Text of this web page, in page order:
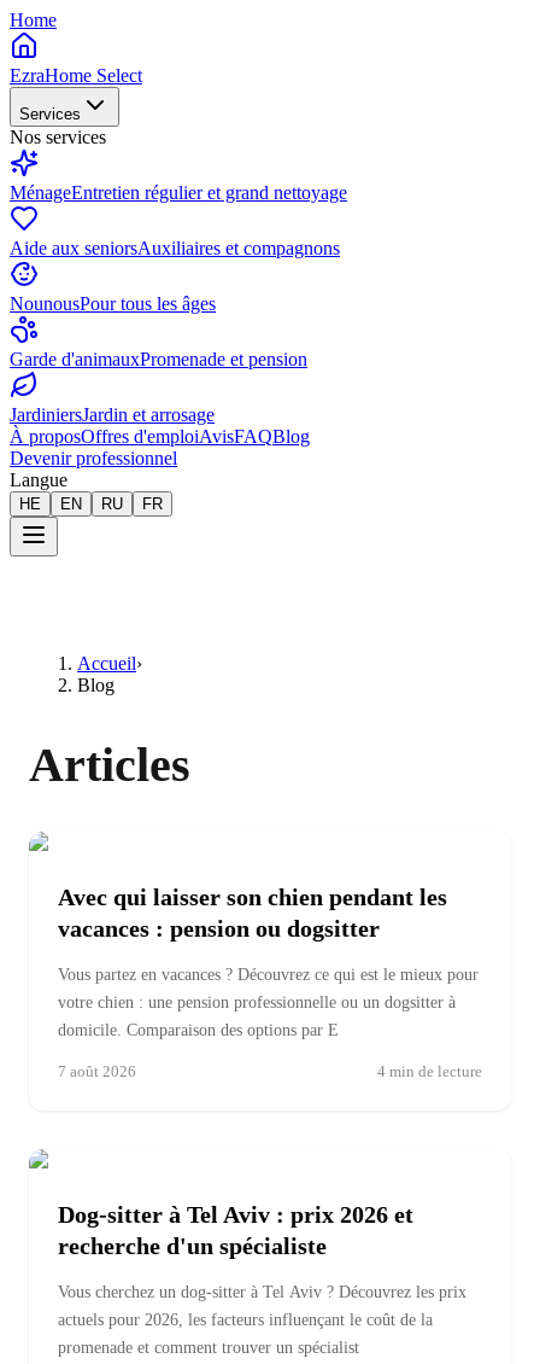
Home
EzraHome Select
Services
Nos services
MénageEntretien régulier et grand nettoyage
Aide aux seniorsAuxiliaires et compagnons
NounousPour tous les âges
Garde d'animauxPromenade et pension
JardiniersJardin et arrosage
À proposOffres d'emploiAvisFAQBlog
Devenir professionnel
Langue
HE EN RU FR
Accueil›
Blog
Articles
Avec qui laisser son chien pendant les
vacances : pension ou dogsitter
Vous partez en vacances ? Découvrez ce qui est le mieux pour
votre chien : une pension professionnelle ou un dogsitter à
domicile. Comparaison des options par E
7 août 2026 4 min de lecture
Dog-sitter à Tel Aviv : prix 2026 et
recherche d'un spécialiste
Vous cherchez un dog-sitter à Tel Aviv ? Découvrez les prix
actuels pour 2026, les facteurs influençant le coût de la
promenade et comment trouver un spécialist